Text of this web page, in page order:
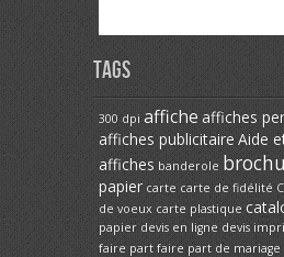
Tags
300 dpi affiche affiches
affiches publicitaire Aide
affiches banderole
papier carte carte de fidélité
de voeux carte plastique
papier devis en ligne devis
faire part faire part de mariage